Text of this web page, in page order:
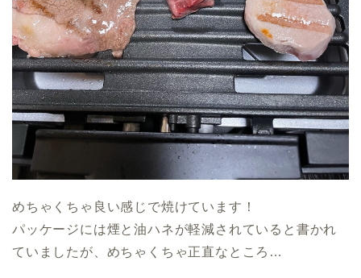
めちゃくちゃ良い感じで焼けています！
パッケージには煙と油ハネが軽減されていると書かれ
ていましたが、めちゃくちゃ正直なところ…